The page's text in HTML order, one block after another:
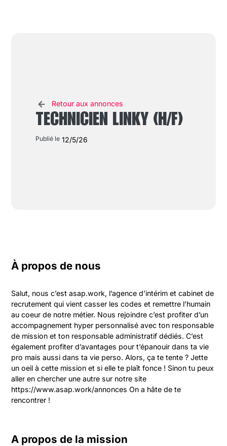
Retour aux annonces
TECHNICIEN LINKY (H/F)
Publié le 12/5/26
À propos de nous
Salut, nous c’est asap.work, l’agence d’intérim et cabinet de
recrutement qui vient casser les codes et remettre l’humain
au coeur de notre métier. Nous rejoindre c’est profiter d’un
accompagnement hyper personnalisé avec ton responsable
de mission et ton responsable administratif dédiés. C’est
également profiter d’avantages pour t’épanouir dans ta vie
pro mais aussi dans ta vie perso. Alors, ça te tente ? Jette
un oeil à cette mission et si elle te plaît fonce ! Sinon tu peux
aller en chercher une autre sur notre site
https://www.asap.work/annonces On a hâte de te
rencontrer !
A propos de la mission